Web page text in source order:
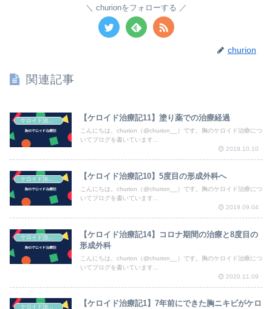
churionをフォローする
churion
関連記事
【ケロイド治療記11】塗り薬での治療経過
こんにちは。churion（@churion__）です。胸のケロイド治療につ
いてブログを書いています...
2019.10.10
【ケロイド治療記10】5度目の形成外科へ
こんにちは。churion（@churion__）です。胸のケロイド治療につ
いてブログを書いています...
2019.09.04
【ケロイド治療記14】コロナ期間の治療と8度目の
形成外科
こんにちは。churion（@churion__）です。胸のケロイド治療につ
いてブログを書いています...
2020.11.09
【ケロイド治療記1】7年前にできた胸ニキビがケロ